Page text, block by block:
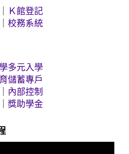
Ｋ館登記
校務系統
多元入學
儲蓄專戶
內部控制
獎助學金